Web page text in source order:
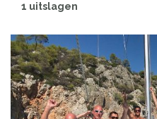
1 uitslagen